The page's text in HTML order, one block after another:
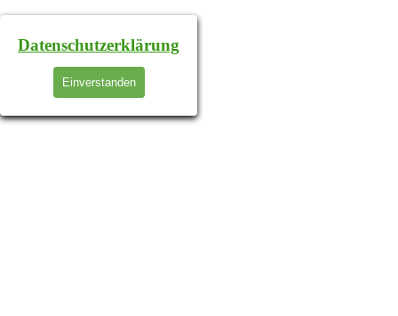
Datenschutzerklärung
Einverstanden